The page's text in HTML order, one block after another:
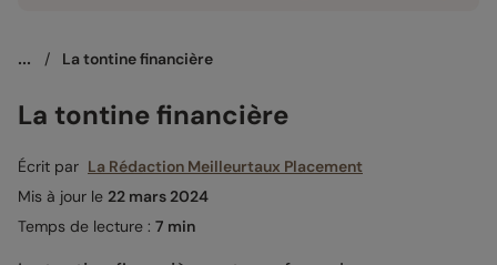
... / La tontine financière
La tontine financière
Écrit par La Rédaction Meilleurtaux Placement
Mis à jour le 22 mars 2024
Temps de lecture : 7 min